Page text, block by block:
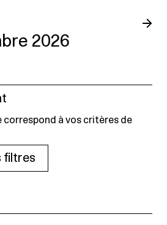
2026
→
correspond à vos critères de
filtres